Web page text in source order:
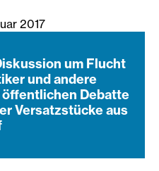
2017
um Flucht
und andere
öffentlichen Debatte
Versatzstücke aus